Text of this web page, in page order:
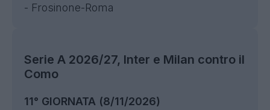
- Frosinone-Roma
Serie A 2026/27, Inter e Milan contro il
Como
11° GIORNATA (8/11/2026)